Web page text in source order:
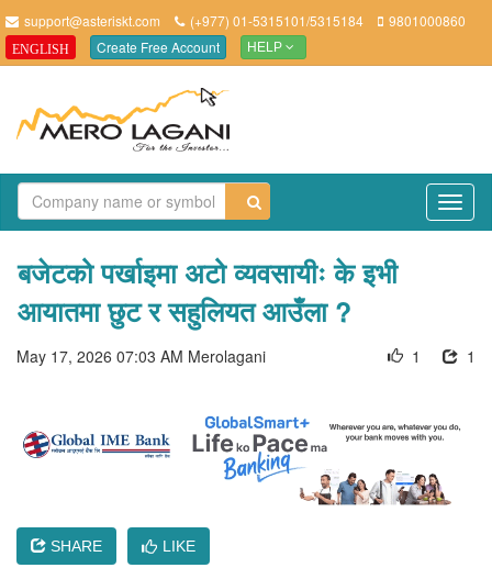
support@asteriskt.com (+977) 01-5315101/5315184 9801000860
ENGLISH Create Free Account HELP
बजेटको पर्खाइमा अटो व्यवसायीः के इभी
आयातमा छुट र सहुलियत आउँला ?
May 17, 2026 07:03 AM Merolagani 1
1
SHARE LIKE